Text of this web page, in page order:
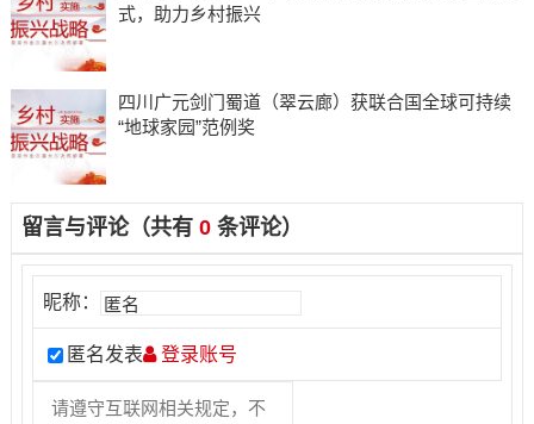
式，助力乡村振兴
四川广元剑门蜀道（翠云廊）获联合国全球可持续
“地球家园”范例奖
留言与评论（共有 0条评论）
昵称：
匿名发表 登录账号